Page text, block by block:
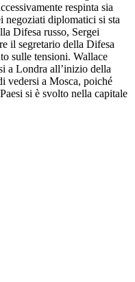
respinta sia
negoziati diplomatici si sta
Difesa russo, Sergei
il segretario della Difesa
sulle tensioni. Wallace
a Londra all’inizio della
vedersi a Mosca, poiché
si è svolto nella capitale